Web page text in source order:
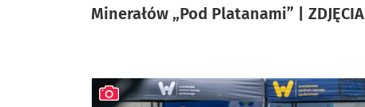
Minerałów „Pod Platanami” | ZDJĘCIA